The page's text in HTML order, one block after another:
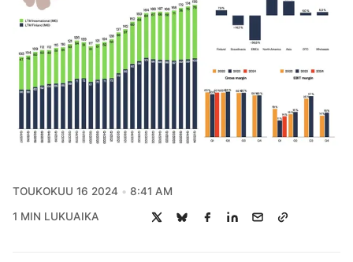
TOUKOKUU 16 2024 8:41 AM
1 MIN LUKUAIKA